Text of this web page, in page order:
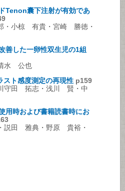
Tenon囊下注射が有効であ
小椋 有貴・宮崎 勝徳・
善した一卵性双生児の1組
水 公也
スト感度測定の再現性 p159
守田 拓志・浅川 賢・中
用時および書籍読書時にお
田 雅典・野原 貴裕・